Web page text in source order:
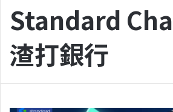
Standard
渣打銀行